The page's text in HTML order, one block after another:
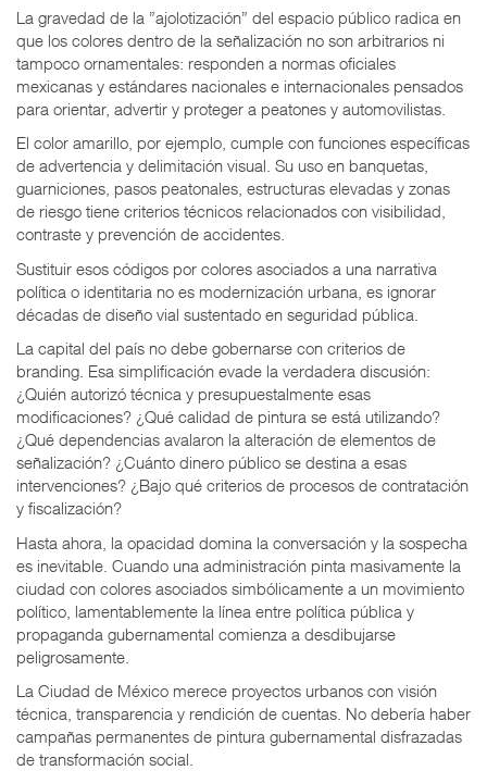
La gravedad de la ”ajolotización” del espacio público radica en
que los colores dentro de la señalización no son arbitrarios ni
tampoco ornamentales: responden a normas oficiales
mexicanas y estándares nacionales e internacionales pensados
para orientar, advertir y proteger a peatones y automovilistas.
El color amarillo, por ejemplo, cumple con funciones específicas
de advertencia y delimitación visual. Su uso en banquetas,
guarniciones, pasos peatonales, estructuras elevadas y zonas
de riesgo tiene criterios técnicos relacionados con visibilidad,
contraste y prevención de accidentes.
Sustituir esos códigos por colores asociados a una narrativa
política o identitaria no es modernización urbana, es ignorar
décadas de diseño vial sustentado en seguridad pública.
La capital del país no debe gobernarse con criterios de
branding. Esa simplificación evade la verdadera discusión:
¿Quién autorizó técnica y presupuestalmente esas
modificaciones? ¿Qué calidad de pintura se está utilizando?
¿Qué dependencias avalaron la alteración de elementos de
señalización? ¿Cuánto dinero público se destina a esas
intervenciones? ¿Bajo qué criterios de procesos de contratación
y fiscalización?
Hasta ahora, la opacidad domina la conversación y la sospecha
es inevitable. Cuando una administración pinta masivamente la
ciudad con colores asociados simbólicamente a un movimiento
político, lamentablemente la línea entre política pública y
propaganda gubernamental comienza a desdibujarse
peligrosamente.
La Ciudad de México merece proyectos urbanos con visión
técnica, transparencia y rendición de cuentas. No debería haber
campañas permanentes de pintura gubernamental disfrazadas
de transformación social.